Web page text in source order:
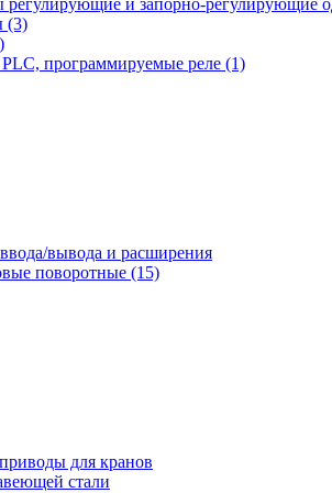
регулирующие и запорно-регулирующие
(3)
программируемые реле (1)
вывода и расширения
поворотные (15)
для кранов
стали